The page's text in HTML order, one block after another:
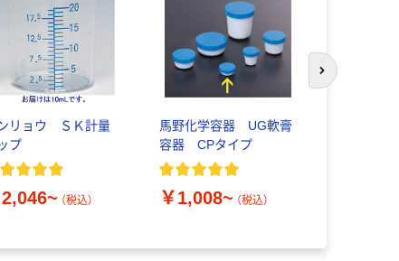
リョウ ＳＫ計量
プ
2,046~ （税込）
馬野化学容器 UG軟膏
容器 CPタイプ
￥1,008~ （税込）
次のスライド